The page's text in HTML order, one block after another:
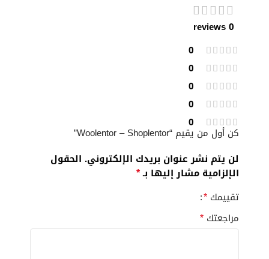
0 reviews
0
0
0
0
0
كن أول من يقيم “Woolentor – Shoplentor”
لن يتم نشر عنوان بريدك الإلكتروني. الحقول
الإلزامية مشار إليها بـ*
تقييمك *
مراجعتك *